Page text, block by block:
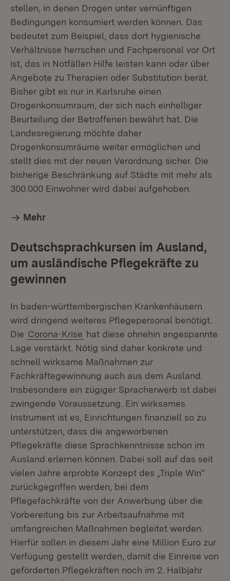
stellen, in denen Drogen unter vernünftigen
Bedingungen konsumiert werden können. Das
bedeutet zum Beispiel, dass dort hygienische
Verhältnisse herrschen und Fachpersonal vor Ort
ist, das in Notfällen Hilfe leisten kann oder über
Angebote zu Therapien oder Substitution berät.
Bisher gibt es nur in Karlsruhe einen
Drogenkonsumraum, der sich nach einhelliger
Beurteilung der Betroffenen bewährt hat. Die
Landesregierung möchte daher
Drogenkonsumräume weiter ermöglichen und
stellt dies mit der neuen Verordnung sicher. Die
bisherige Beschränkung auf Städte mit mehr als
300.000 Einwohner wird dabei aufgehoben.
Mehr
Deutschsprachkursen im Ausland,
um ausländische Pflegekräfte zu
gewinnen
In baden-württembergischen Krankenhäusern
wird dringend weiteres Pflegepersonal benötigt.
Die Corona-Krise hat diese ohnehin angespannte
Lage verstärkt. Nötig sind daher konkrete und
schnell wirksame Maßnahmen zur
Fachkräftegewinnung auch aus dem Ausland.
Insbesondere ein zügiger Spracherwerb ist dabei
zwingende Voraussetzung. Ein wirksames
Instrument ist es, Einrichtungen finanziell so zu
unterstützen, dass die angeworbenen
Pflegekräfte diese Sprachkenntnisse schon im
Ausland erlernen können. Dabei soll auf das seit
vielen Jahre erprobte Konzept des „Triple Win“
zurückgegriffen werden, bei dem
Pflegefachkräfte von der Anwerbung über die
Vorbereitung bis zur Arbeitsaufnahme mit
umfangreichen Maßnahmen begleitet werden.
Hierfür sollen in diesem Jahr eine Million Euro zur
Verfügung gestellt werden, damit die Einreise von
geförderten Pflegekräften noch im 2. Halbjahr